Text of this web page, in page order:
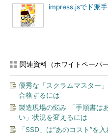
impress.jsでド派
関連資料（ホワイトペーパー
優秀な「スクラムマスター
合格するには
製造現場の悩み 「手順書は
い」状況を変えるには
「SSD」は“あのコスト”を